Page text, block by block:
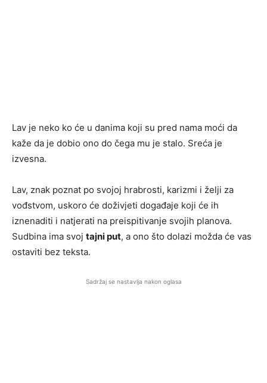
Lav je neko ko će u danima koji su pred nama moći da
kaže da je dobio ono do čega mu je stalo. Sreća je
izvesna.
Lav, znak poznat po svojoj hrabrosti, karizmi i želji za
vođstvom, uskoro će doživjeti događaje koji će ih
iznenaditi i natjerati na preispitivanje svojih planova.
Sudbina ima svoj tajni put, a ono što dolazi možda će vas
ostaviti bez teksta.
Sadržaj se nastavlja nakon oglasa